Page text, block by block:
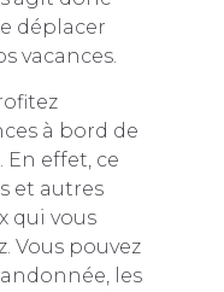
déplacer
vacances.
à bord de
effet, ce
et autres
qui vous
Vous pouvez
les